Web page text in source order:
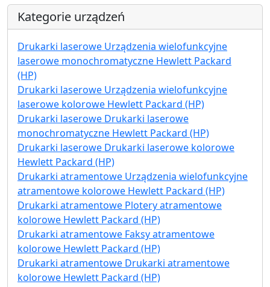
Kategorie urządzeń
Drukarki laserowe Urządzenia wielofunkcyjne
laserowe monochromatyczne Hewlett Packard
(HP)
Drukarki laserowe Urządzenia wielofunkcyjne
laserowe kolorowe Hewlett Packard (HP)
Drukarki laserowe Drukarki laserowe
monochromatyczne Hewlett Packard (HP)
Drukarki laserowe Drukarki laserowe kolorowe
Hewlett Packard (HP)
Drukarki atramentowe Urządzenia wielofunkcyjne
atramentowe kolorowe Hewlett Packard (HP)
Drukarki atramentowe Plotery atramentowe
kolorowe Hewlett Packard (HP)
Drukarki atramentowe Faksy atramentowe
kolorowe Hewlett Packard (HP)
Drukarki atramentowe Drukarki atramentowe
kolorowe Hewlett Packard (HP)